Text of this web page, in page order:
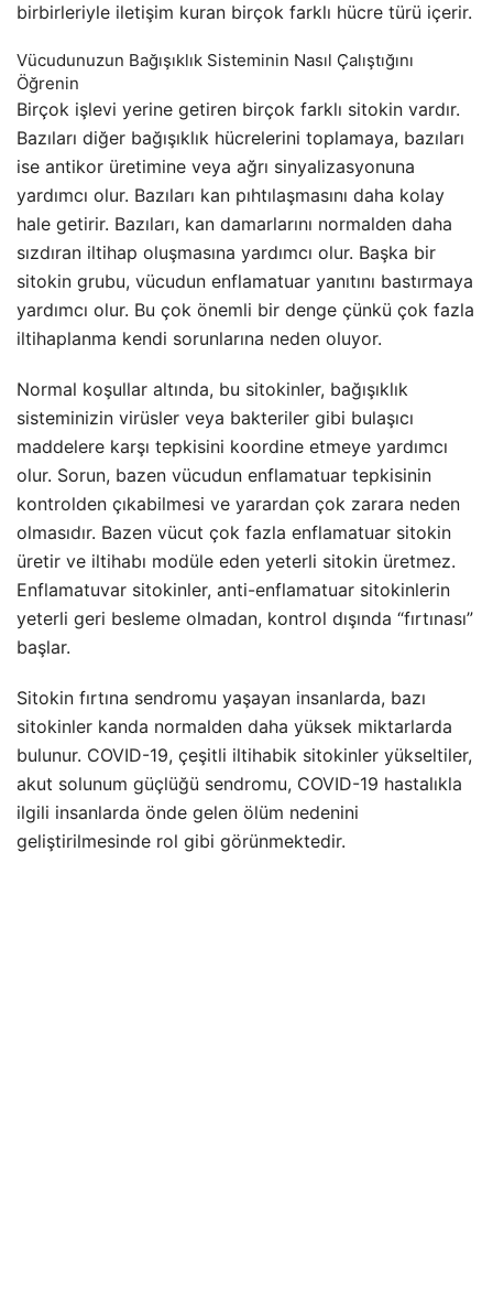
birbirleriyle iletişim kuran birçok farklı hücre türü içerir.
Vücudunuzun Bağışıklık Sisteminin Nasıl Çalıştığını
Öğrenin
Birçok işlevi yerine getiren birçok farklı sitokin vardır.
Bazıları diğer bağışıklık hücrelerini toplamaya, bazıları
ise antikor üretimine veya ağrı sinyalizasyonuna
yardımcı olur. Bazıları kan pıhtılaşmasını daha kolay
hale getirir. Bazıları, kan damarlarını normalden daha
sızdıran iltihap oluşmasına yardımcı olur. Başka bir
sitokin grubu, vücudun enflamatuar yanıtını bastırmaya
yardımcı olur. Bu çok önemli bir denge çünkü çok fazla
iltihaplanma kendi sorunlarına neden oluyor.
Normal koşullar altında, bu sitokinler, bağışıklık
sisteminizin virüsler veya bakteriler gibi bulaşıcı
maddelere karşı tepkisini koordine etmeye yardımcı
olur. Sorun, bazen vücudun enflamatuar tepkisinin
kontrolden çıkabilmesi ve yarardan çok zarara neden
olmasıdır. Bazen vücut çok fazla enflamatuar sitokin
üretir ve iltihabı modüle eden yeterli sitokin üretmez.
Enflamatuvar sitokinler, anti-enflamatuar sitokinlerin
yeterli geri besleme olmadan, kontrol dışında “fırtınası”
başlar.
Sitokin fırtına sendromu yaşayan insanlarda, bazı
sitokinler kanda normalden daha yüksek miktarlarda
bulunur. COVID-19, çeşitli iltihabik sitokinler yükseltiler,
akut solunum güçlüğü sendromu, COVID-19 hastalıkla
ilgili insanlarda önde gelen ölüm nedenini
geliştirilmesinde rol gibi görünmektedir.